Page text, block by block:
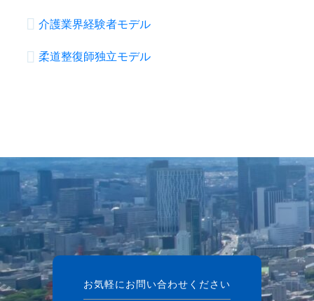
介護業界経験者モデル
柔道整復師独立モデル
お気軽にお問い合わせください